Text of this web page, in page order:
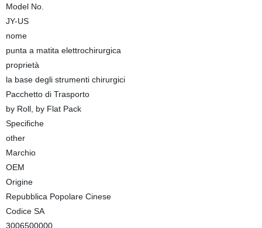
Model No.
JY-US
nome
punta a matita elettrochirurgica
proprietà
la base degli strumenti chirurgici
Pacchetto di Trasporto
by Roll, by Flat Pack
Specifiche
other
Marchio
OEM
Origine
Repubblica Popolare Cinese
Codice SA
3006500000